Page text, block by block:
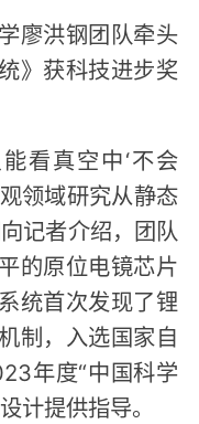
廖洪钢团队牵头
》获科技进步奖
看真空中‘不会
领域研究从静态
记者介绍，团队
的原位电镜芯片
统首次发现了锂
制，入选国家自
年度“中国科学
计提供指导。